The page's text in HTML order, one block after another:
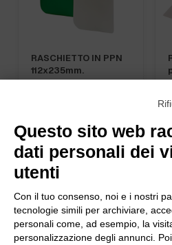
RASCHIETTO IN PPN
112x235mm.
art.48290
Questo sito web
dati personali dei
utenti
Con il tuo consenso, noi e i nostri
tecnologie simili per archiviare,
personali come, ad esempio, la
personalizzazione degli annunci.